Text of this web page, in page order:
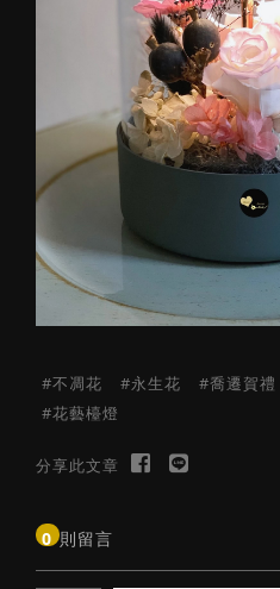
不凋花 永生花 喬遷賀禮
花藝檯燈
分享此文章
0 則留言